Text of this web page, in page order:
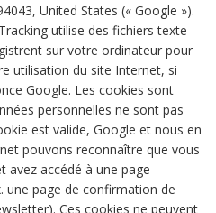
United States (« Google »).
utilise des fichiers texte
sur votre ordinateur pour
utilisation du site Internet, si
Google. Les cookies sont
personnelles ne sont pas
est valide, Google et nous en
pouvons reconnaître que vous
avez accédé à une page
une page de confirmation de
Ces cookies ne peuvent